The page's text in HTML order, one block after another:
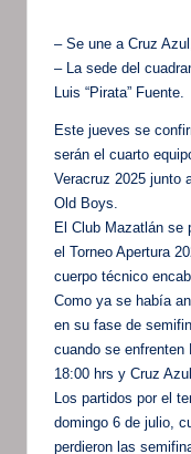
– Se une a Cruz
– La sede del
Luis “Pirata” Fuente.
Este jueves se
serán el cuarto
Veracruz 2025 junto
Old Boys.
El Club Mazatlán se
el Torneo Apertura
cuerpo técnico
Como ya se había
en su fase de
cuando se enfrenten
18:00 hrs y Cruz
Los partidos por el
domingo 6 de julio,
perdieron las